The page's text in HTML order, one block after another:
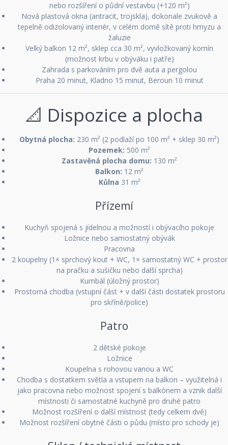
nebo rozšíření o půdní vestavbu (+120 m²)
Nová plastová okna (antracit, trojskla), dokonale zvukově a
tepelně odizolovaný interiér, v celém domě sítě proti hmyzu a
žaluzie
Velký balkon 12 m², sklep cca 30 m², vyvložkovaný komín
(možnost krbu v obýváku i patře)
Zahrada s parkováním pro dvě auta a pergolou
Praha 20 minut, Kladno 15 minut, Beroun 10 minut
📐 Dispozice a plocha
Obytná plocha: 230 m² (2 podlaží po 100 m² + sklep 30 m²)
Pozemek: 500 m²
Zastavěná plocha domu: 130 m²
Balkon: 12 m²
Kůlna 31 m²
Přízemí
Kuchyň spojená s jídelnou a možností i obývacího pokoje
Ložnice nebo samostatný obývák
Pracovna
2 koupelny (1× sprchový kout + WC, 1× samostatný WC + prostor
na pračku a sušičku nebo další sprcha)
Kumbál (úložný prostor)
Prostorná chodba (vstupní část + v další části dostatek prostoru
pro skříně/police)
Patro
2 dětské pokoje
Ložnice
Koupelna s rohovou vanou a WC
Chodba s dostatkem světla a vstupem na balkon – využitelná i
jako pracovna nebo možnost spojení s balkónem a vznik další
místnosti či samostatné kuchyně pro druhé patro
Možnost rozšíření o další místnost (tedy celkem dvě)
Možnost rozšíření obytné části o půdu (místo pro schody je)